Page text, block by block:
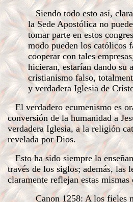
Siendo todo esto así,
la Sede Apostólica no
tomar parte en estos
modo pueden los católicos
cooperar con tales
hicieran, estarían dando su
cristianismo falso,
y verdadera Iglesia de
El verdadero ecumenismo es
conversión de la humanidad a
verdadera Iglesia, a la religión
revelada por Dios.
Esto ha sido siempre la
través de los siglos; además, las
claramente reflejan estas mismas
Canon 1258: A los fieles